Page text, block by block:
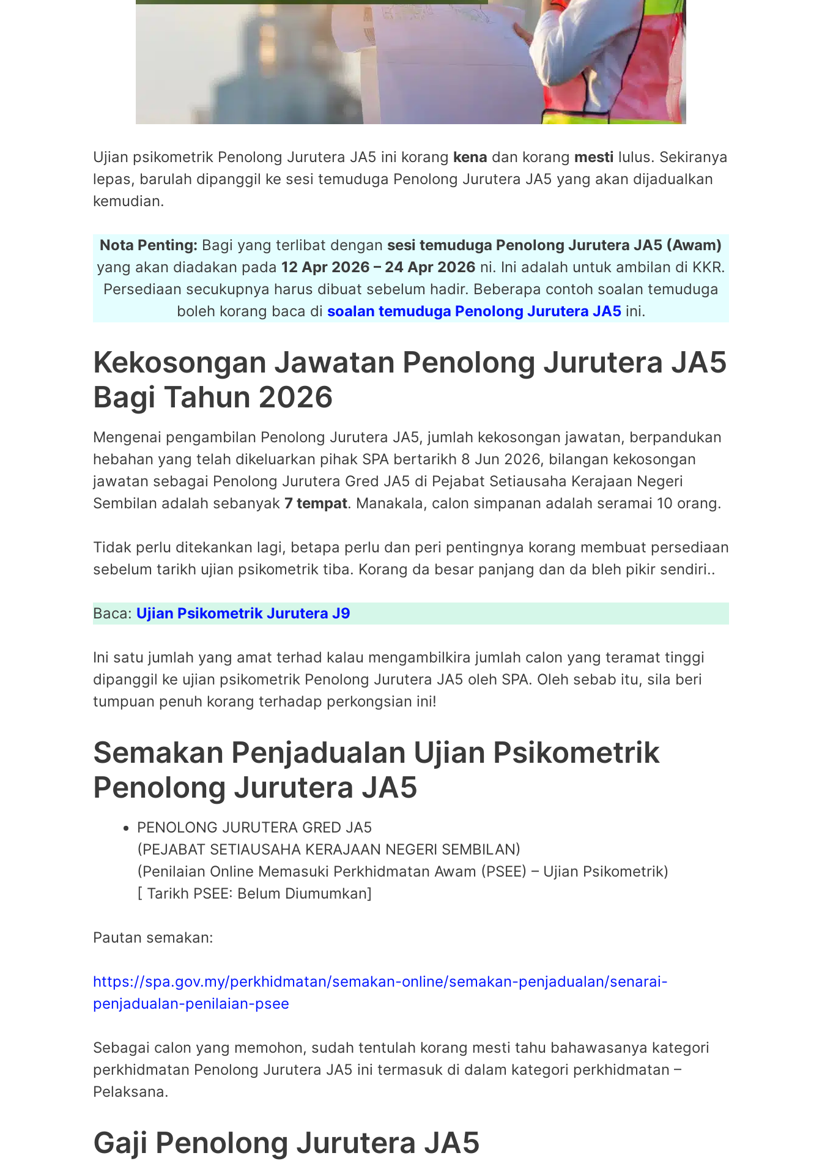
Ujian psikometrik Penolong Jurutera JA5 ini korang kena dan korang mesti lulus. Sekiranya
lepas, barulah dipanggil ke sesi temuduga Penolong Jurutera JA5 yang akan dijadualkan
kemudian.
Nota Penting: Bagi yang terlibat dengan sesi temuduga Penolong Jurutera JA5 (Awam)
yang akan diadakan pada 12 Apr 2026 – 24 Apr 2026 ni. Ini adalah untuk ambilan di KKR.
Persediaan secukupnya harus dibuat sebelum hadir. Beberapa contoh soalan temuduga
boleh korang baca di soalan temuduga Penolong Jurutera JA5ini.
Kekosongan Jawatan Penolong Jurutera JA5
Bagi Tahun 2026
Mengenai pengambilan Penolong Jurutera JA5, jumlah kekosongan jawatan, berpandukan
hebahan yang telah dikeluarkan pihak SPA bertarikh 8 Jun 2026, bilangan kekosongan
jawatan sebagai Penolong Jurutera Gred JA5 di Pejabat Setiausaha Kerajaan Negeri
Sembilan adalah sebanyak 7 tempat. Manakala, calon simpanan adalah seramai 10 orang.
Tidak perlu ditekankan lagi, betapa perlu dan peri pentingnya korang membuat persediaan
sebelum tarikh ujian psikometrik tiba. Korang da besar panjang dan da bleh pikir sendiri..
Baca: Ujian Psikometrik Jurutera J9
Ini satu jumlah yang amat terhad kalau mengambilkira jumlah calon yang teramat tinggi
dipanggil ke ujian psikometrik Penolong Jurutera JA5 oleh SPA. Oleh sebab itu, sila beri
tumpuan penuh korang terhadap perkongsian ini!
Semakan Penjadualan Ujian Psikometrik
Penolong Jurutera JA5
PENOLONG JURUTERA GRED JA5
(PEJABAT SETIAUSAHA KERAJAAN NEGERI SEMBILAN)
(Penilaian Online Memasuki Perkhidmatan Awam (PSEE) – Ujian Psikometrik)
[ Tarikh PSEE: Belum Diumumkan]
Pautan semakan:
https://spa.gov.my/perkhidmatan/semakan-online/semakan-penjadualan/senarai-
penjadualan-penilaian-psee
Sebagai calon yang memohon, sudah tentulah korang mesti tahu bahawasanya kategori
perkhidmatan Penolong Jurutera JA5 ini termasuk di dalam kategori perkhidmatan –
Pelaksana.
Gaji Penolong Jurutera JA5